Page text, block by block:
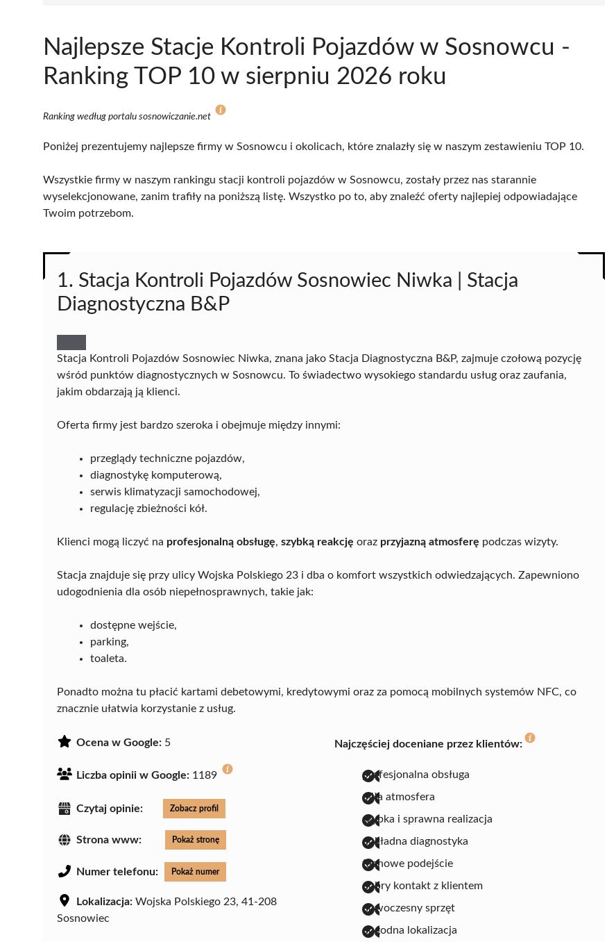
Najlepsze Stacje Kontroli Pojazdów w Sosnowcu -
Ranking TOP 10 w sierpniu 2026 roku
Ranking według portalu sosnowiczanie.net
Poniżej prezentujemy najlepsze firmy w Sosnowcu i okolicach, które znalazły się w naszym zestawieniu TOP 10.
Wszystkie firmy w naszym rankingu stacji kontroli pojazdów w Sosnowcu, zostały przez nas starannie
wyselekcjonowane, zanim trafiły na poniższą listę. Wszystko po to, aby znaleźć oferty najlepiej odpowiadające
Twoim potrzebom.
1. Stacja Kontroli Pojazdów Sosnowiec Niwka | Stacja
Diagnostyczna B&P
Stacja Kontroli Pojazdów Sosnowiec Niwka, znana jako Stacja Diagnostyczna B&P, zajmuje czołową pozycję
wśród punktów diagnostycznych w Sosnowcu. To świadectwo wysokiego standardu usług oraz zaufania,
jakim obdarzają ją klienci.
Oferta firmy jest bardzo szeroka i obejmuje między innymi:
przeglądy techniczne pojazdów,
diagnostykę komputerową,
serwis klimatyzacji samochodowej,
regulację zbieżności kół.
Klienci mogą liczyć na profesjonalną obsługę, szybką reakcję oraz przyjazną atmosferę podczas wizyty.
Stacja znajduje się przy ulicy Wojska Polskiego 23 i dba o komfort wszystkich odwiedzających. Zapewniono
udogodnienia dla osób niepełnosprawnych, takie jak:
dostępne wejście,
parking,
toaleta.
Ponadto można tu płacić kartami debetowymi, kredytowymi oraz za pomocą mobilnych systemów NFC, co
znacznie ułatwia korzystanie z usług.
Ocena w Google: 5
Liczba opinii w Google: 1189
Czytaj opinie: Zobacz profil
Strona www: Pokaż stronę
Numer telefonu: Pokaż numer
Lokalizacja: Wojska Polskiego 23, 41-208
Sosnowiec
Najczęściej doceniane przez klientów:
profesjonalna obsługa
miła atmosfera
szybka i sprawna realizacja
dokładna diagnostyka
fachowe podejście
dobry kontakt z klientem
nowoczesny sprzęt
dogodna lokalizacja